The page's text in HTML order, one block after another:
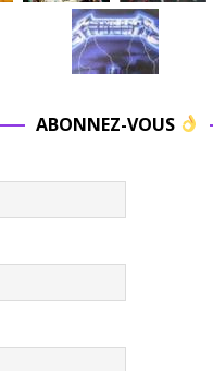
ABONNEZ-VOUS